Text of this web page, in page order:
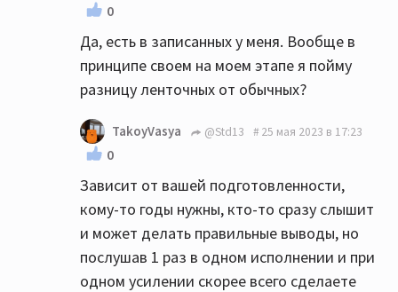
0
Да, есть в записанных у меня. Вообще в
принципе своем на моем этапе я пойму
разницу ленточных от обычных?
TakoyVasya @Std13 25 мая 2023 в 17:23
0
Зависит от вашей подготовленности,
кому-то годы нужны, кто-то сразу слышит
и может делать правильные выводы, но
послушав 1 раз в одном исполнении и при
одном усилении скорее всего сделаете